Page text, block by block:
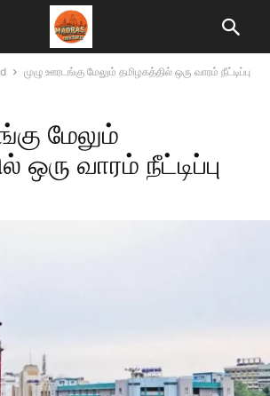
முழு ஊரடங்கு மேலும் தமிழகத்தில் ஒரு வாரம் நீட்டிப்பு
மேலும்
ஒரு வாரம் நீட்டிப்பு